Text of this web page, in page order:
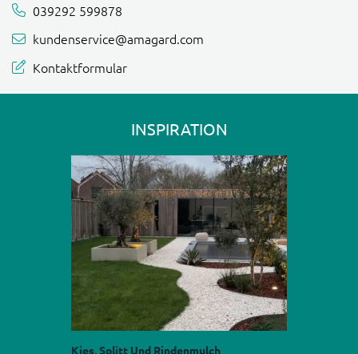
039292 599878
kundenservice@amagard.com
Kontaktformular
INSPIRATION
Kies, Splitt Und Rindenmulch